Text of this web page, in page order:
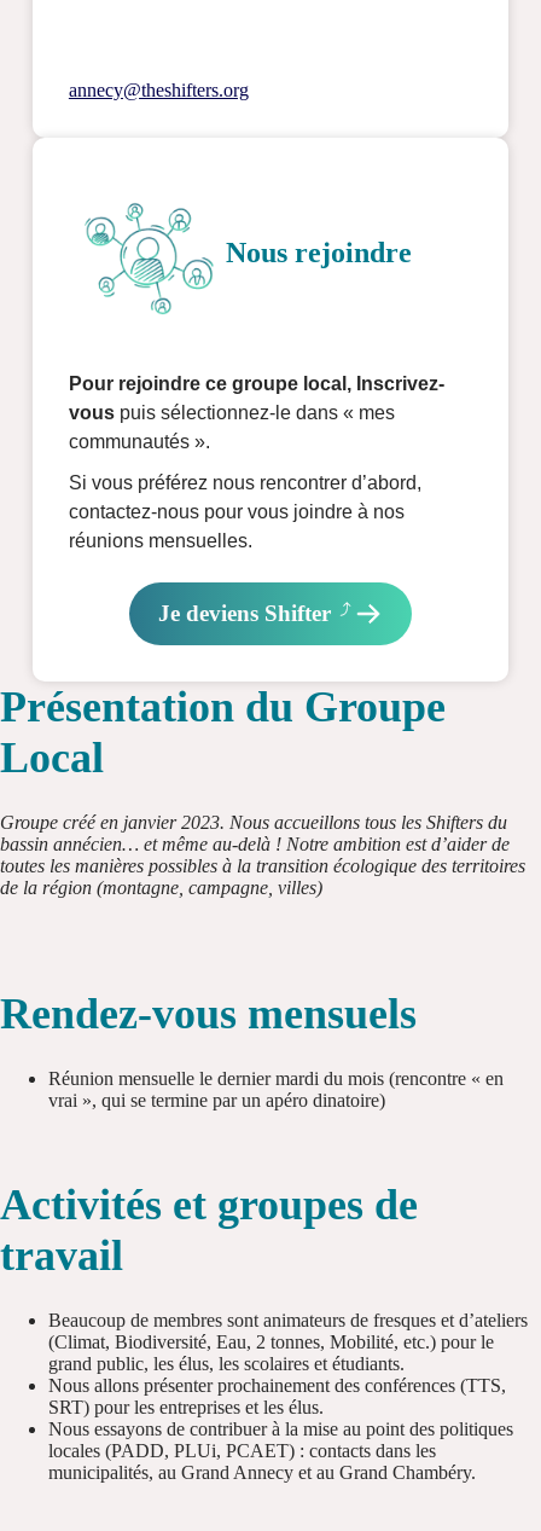
Présentation du Groupe
Local
Groupe créé en janvier 2023. Nous accueillons tous les Shifters du
bassin annécien… et même au-delà ! Notre ambition est d’aider de
toutes les manières possibles à la transition écologique des territoires
de la région (montagne, campagne, villes)
Rendez-vous mensuels
Réunion mensuelle le dernier mardi du mois (rencontre « en
vrai », qui se termine par un apéro dinatoire)
Activités et groupes de
travail
Beaucoup de membres sont animateurs de fresques et d’ateliers
(Climat, Biodiversité, Eau, 2 tonnes, Mobilité, etc.) pour le
grand public, les élus, les scolaires et étudiants.
Nous allons présenter prochainement des conférences (TTS,
SRT) pour les entreprises et les élus.
Nous essayons de contribuer à la mise au point des politiques
locales (PADD, PLUi, PCAET) : contacts dans les
municipalités, au Grand Annecy et au Grand Chambéry.
annecy@theshifters.org
Nous rejoindre
Pour rejoindre ce groupe local, Inscrivez-
vouspuis sélectionnez-le dans « mes
communautés ».
Si vous préférez nous rencontrer d’abord,
contactez-nous pour vous joindre à nos
réunions mensuelles.
Je deviens Shifter